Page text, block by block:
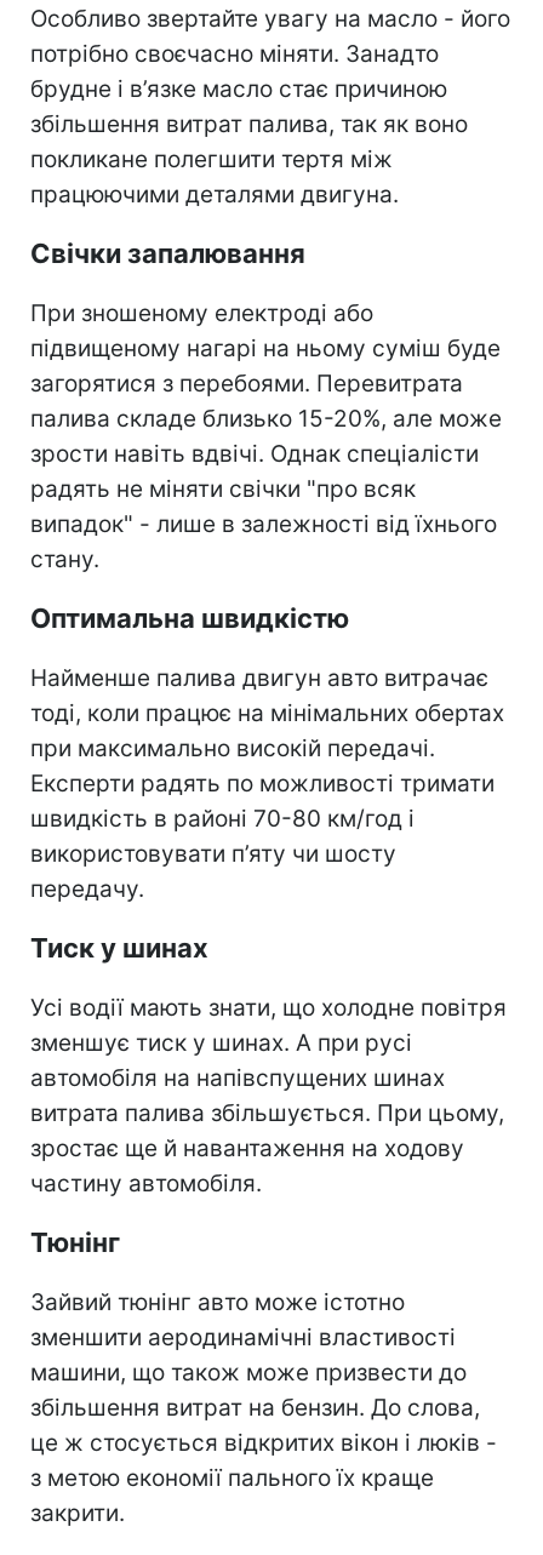
Особливо звертайте увагу на масло - його
потрібно своєчасно міняти. Занадто
брудне і в’язке масло стає причиною
збільшення витрат палива, так як воно
покликане полегшити тертя між
працюючими деталями двигуна.
Свічки запалювання
При зношеному електроді або
підвищеному нагарі на ньому суміш буде
загорятися з перебоями. Перевитрата
палива складе близько 15-20%, але може
зрости навіть вдвічі. Однак спеціалісти
радять не міняти свічки "про всяк
випадок" - лише в залежності від їхнього
стану.
Оптимальна швидкістю
Найменше палива двигун авто витрачає
тоді, коли працює на мінімальних обертах
при максимально високій передачі.
Експерти радять по можливості тримати
швидкість в районі 70-80 км/год і
використовувати п’яту чи шосту
передачу.
Тиск у шинах
Усі водії мають знати, що холодне повітря
зменшує тиск у шинах. А при русі
автомобіля на напівспущених шинах
витрата палива збільшується. При цьому,
зростає ще й навантаження на ходову
частину автомобіля.
Тюнінг
Зайвий тюнінг авто може істотно
зменшити аеродинамічні властивості
машини, що також може призвести до
збільшення витрат на бензин. До слова,
це ж стосується відкритих вікон і люків -
з метою економії пального їх краще
закрити.